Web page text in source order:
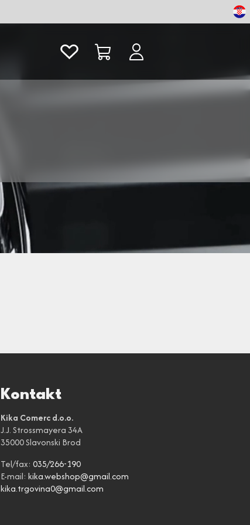
Kontakt
Kika Comerc d.o.o.
J.J. Strossmayera 34A
35000 Slavonski Brod
Tel/fax: 035/266-190
E-mail: kika.webshop@gmail.com
kika.trgovina0@gmail.com